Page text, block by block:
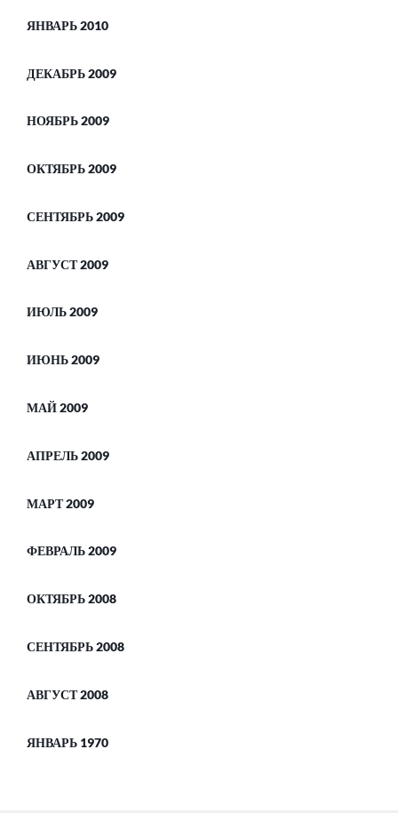
ЯНВАРЬ 2010
ДЕКАБРЬ 2009
НОЯБРЬ 2009
ОКТЯБРЬ 2009
СЕНТЯБРЬ 2009
АВГУСТ 2009
ИЮЛЬ 2009
ИЮНЬ 2009
МАЙ 2009
АПРЕЛЬ 2009
МАРТ 2009
ФЕВРАЛЬ 2009
ОКТЯБРЬ 2008
СЕНТЯБРЬ 2008
АВГУСТ 2008
ЯНВАРЬ 1970